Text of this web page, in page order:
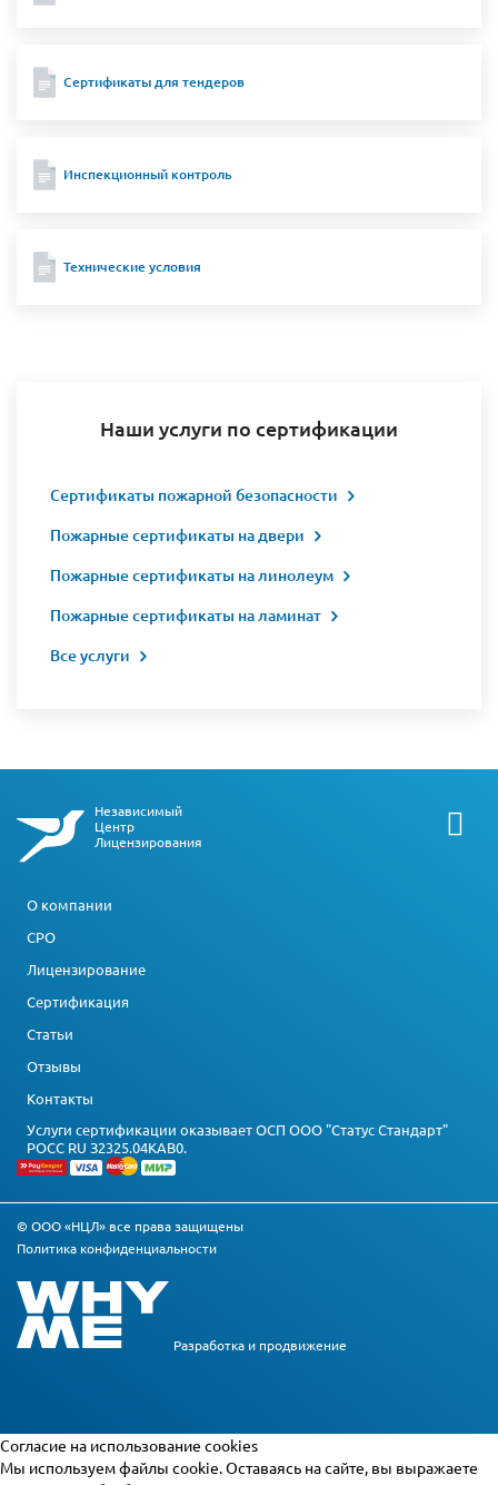
Сертификаты для тендеров
Инспекционный контроль
Технические условия
Наши услуги по сертификации
Сертификаты пожарной безопасности
Пожарные сертификаты на двери
Пожарные сертификаты на линолеум
Пожарные сертификаты на ламинат
Все услуги
Независимый
Центр
Лицензирования
О компании
СРО
Лицензирование
Сертификация
Статьи
Отзывы
Контакты
Услуги сертификации оказывает ОСП ООО "Статус Стандарт"
РОСС RU З2325.04КАВ0.
© ООО «НЦЛ» все права защищены
Политика конфиденциальности
Разработка и продвижение
Cогласие на использование cookies
Мы используем файлы cookie. Оставаясь на сайте, вы выражаете